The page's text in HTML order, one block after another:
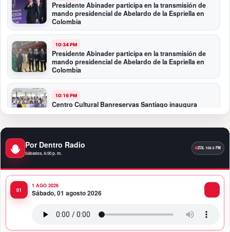
Presidente Abinader participa en la transmisión de
mando presidencial de Abelardo de la Espriella en
Colombia
10:34 PM
Presidente Abinader participa en la transmisión de
mando presidencial de Abelardo de la Espriella en
Colombia
10:16 PM
Centro Cultural Banreservas Santiago inaugura
Primer Congreso de Artesanos de Santiago
Premios a la Moda Dominicana celebró su quinta
edición en el Teatro Nacional
11:58 PM
Presidente Abinader viaja a Colombia para participar
Por Dentro Radio
Sábados, 4:00 p. m.
1 AGO 2026
Sábado, 01 agosto 2026